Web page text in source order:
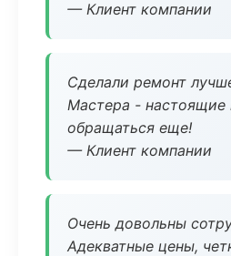
— Клиент компании
Сделали ремонт
Мастера -
обращаться еще!
— Клиент компании
Очень довольны
Адекватные цены,